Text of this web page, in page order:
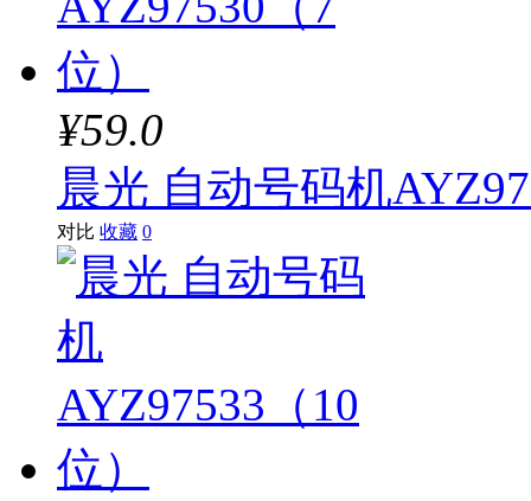
¥59.0
晨光 自动号码机
对比 收藏 0